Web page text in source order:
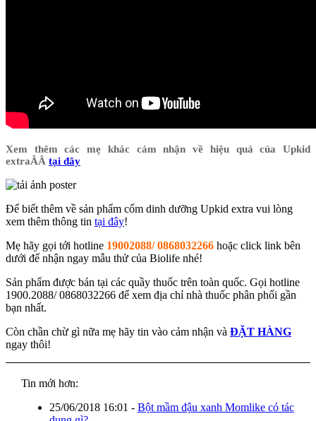
Xem thêm các mẹ khác cảm nhận về hiệu quả của Upkid
extraÂÂ tại đây
Để biết thêm về sản phẩm cốm dinh dưỡng Upkid extra vui lòng
xem thêm thông tin tại đây!
Mẹ hãy gọi tới hotline 19002088/ 0868032266 hoặc click link bên
dưới để nhận ngay mẫu thử của Biolife nhé!
Sản phẩm được bán tại các quầy thuốc trên toàn quốc. Gọi hotline
1900.2088/ 0868032266 để xem địa chỉ nhà thuốc phân phối gần
bạn nhất.
Còn chần chừ gì nữa mẹ hãy tin vào cảm nhận và ĐẶT HÀNG
ngay thôi!
Tin mới hơn:
25/06/2018 16:01 - Bột mầm đậu xanh Momlike có tác